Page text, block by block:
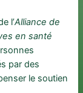
l’Alliance de
en santé
par des
le soutien